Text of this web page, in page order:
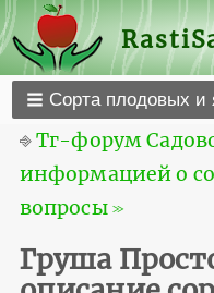
Сорта плодовых и
⎆Тг-форум
информацией о
вопросы ≫
Груша